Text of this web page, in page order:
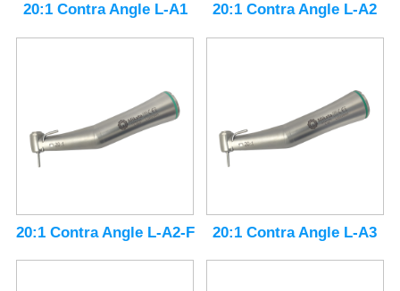
20:1 Contra Angle L-A1 20:1 Contra Angle L-A2
20:1 Contra Angle L-A2-F 20:1 Contra Angle L-A3